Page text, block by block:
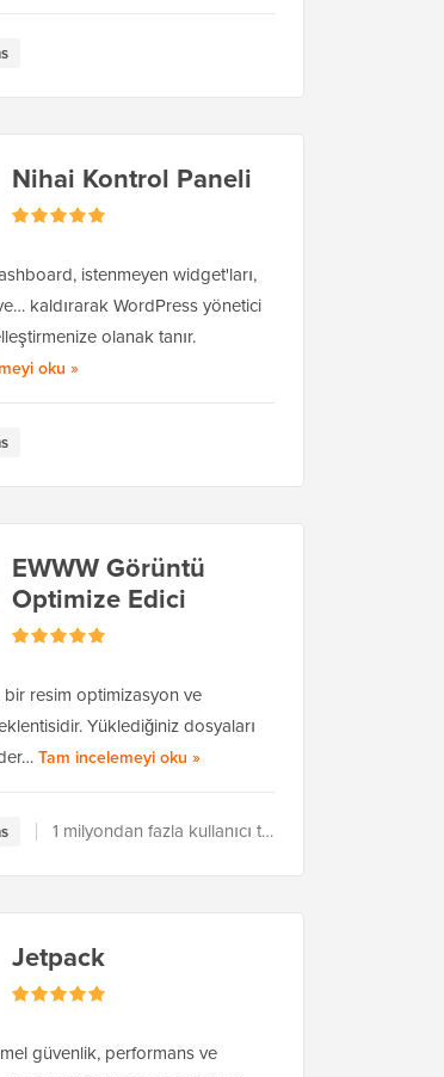
Nihai Kontrol Paneli
istenmeyen widget'ları,
kaldırarak WordPress yönetici
olanak tanır.
oku Ultimate Dashboard hakkında
»
EWWW Görüntü
Optimize Edici
bir resim optimizasyon ve
Yüklediğiniz dosyaları
Tam incelemeyi oku EWWW Image Optimizer
»
1 milyondan fazla kullanıcı tarafından kullanılıyor
Jetpack
güvenlik, performans ve